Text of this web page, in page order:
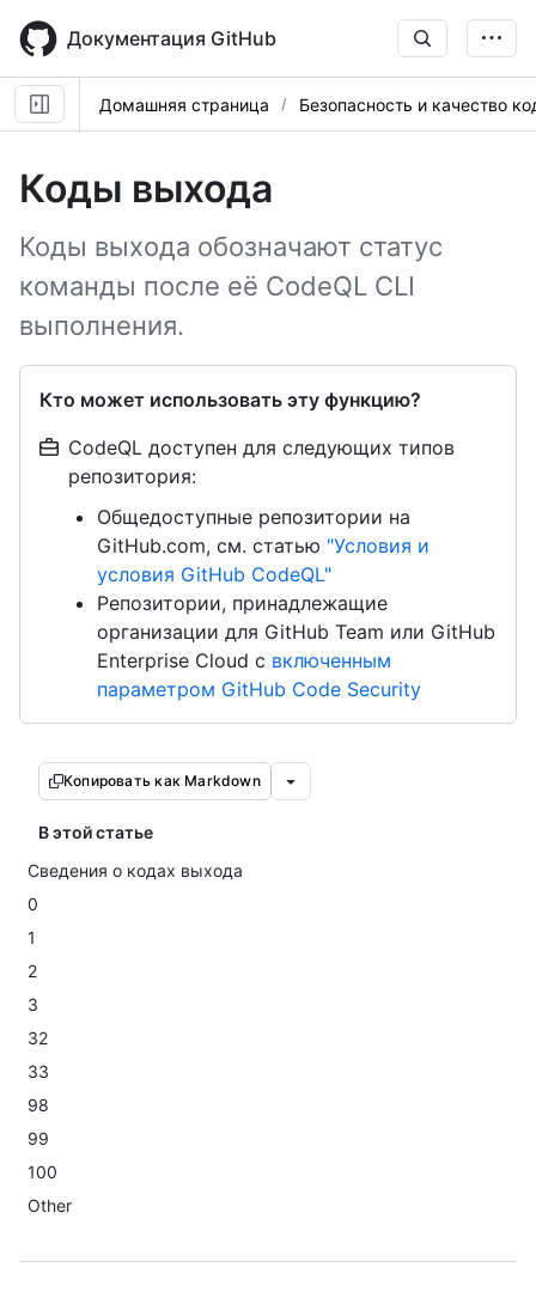
main
content
Документация GitHub
Домашняя страница Безопасность и качество
Коды выхода
Коды выхода обозначают статус
команды после её CodeQL CLI
выполнения.
Кто может использовать эту функцию?
CodeQL доступен для следующих типов
репозитория:
Общедоступные репозитории на
GitHub.com, см. статью "Условия и
условия GitHub CodeQL"
Репозитории, принадлежащие
организации для GitHub Team или GitHub
Enterprise Cloud с включенным
параметром GitHub Code Security
Копировать как Markdown
В этой статье
Сведения о кодах выхода
0
1
2
3
32
33
98
99
100
Other